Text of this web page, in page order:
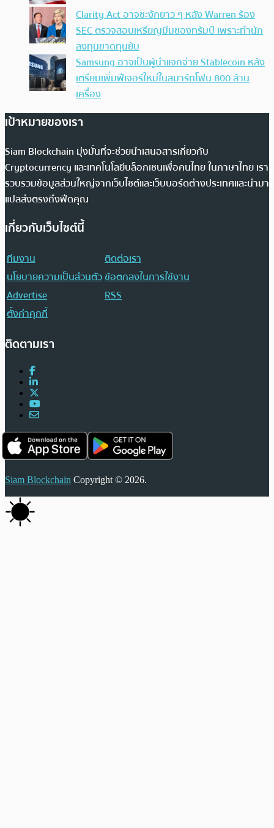
Clarity Act อาจชะงักยาว ๆ หลัง Warren ร้อง
SEC ตรวจสอบเหรียญมีมของทรัมป์ เพราะทำนัก
ลงทุนขาดทุนยับ
Samsung อาจเป็นผู้นำแจกจ่าย Stablecoin หลัง
เตรียมเพิ่มฟีเจอร์ใหม่ในสมาร์ทโฟน 800 ล้าน
เครื่อง
เป้าหมายของเรา
Siam Blockchain มุ่งมั่นที่จะช่วยนำเสนอสารเกี่ยวกับ
Cryptocurrency และเทคโนโลยีบล็อกเชนเพื่อคนไทย ในภาษาไทย เรา
รวบรวมข้อมูลส่วนใหญ่จากเว็บไซต์และเว็บบอร์ดต่างประเทศและนำมา
แปลส่งตรงถึงฟีดคุณ
เกี่ยวกับเว็บไซต์นี้
ทีมงาน
ติดต่อเรา
นโยบายความเป็นส่วนตัวข้อตกลงในการใช้งาน
Advertise
RSS
ตั้งค่าคุกกี้
ติดตามเรา
Siam Blockchain Copyright © 2026.